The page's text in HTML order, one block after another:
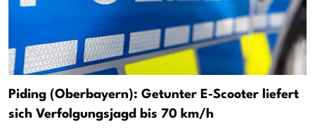
Piding (Oberbayern): Getunter E‑Scooter liefert
sich Verfolgungsjagd bis 70 km/h